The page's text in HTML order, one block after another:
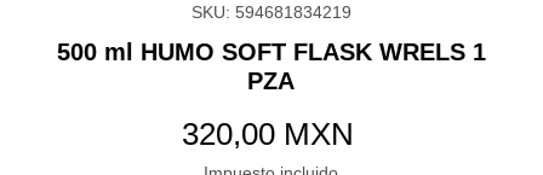
SKU: 594681834219
500 ml HUMO SOFT FLASK WRELS 1
PZA
320,00 MXN